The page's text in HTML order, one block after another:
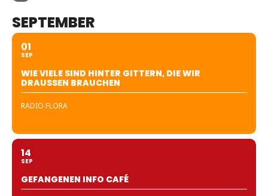
SEPTEMBER
01
SEP
WIE VIELE SIND HINTER GITTERN, DIE WIR
DRAUSSEN BRAUCHEN
RADIO FLORA
14
SEP
GEFANGENEN INFO CAFÉ